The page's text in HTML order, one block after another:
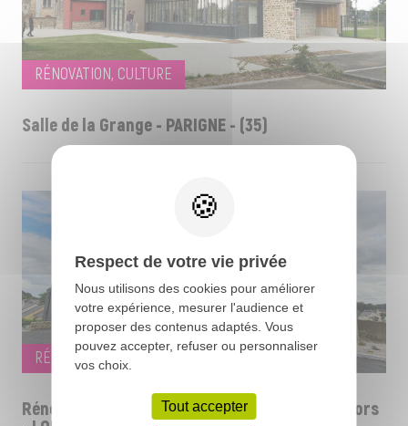
RÉNOVATION, CULTURE
Salle de la Grange - PARIGNE - (35)
RÉNOVATION
Rénovation d'un presbytère en résidence séniors
Respect de votre vie privée
Nous utilisons des cookies pour améliorer
votre expérience, mesurer l'audience et
proposer des contenus adaptés. Vous
pouvez accepter, refuser ou personnaliser
vos choix.
Tout accepter